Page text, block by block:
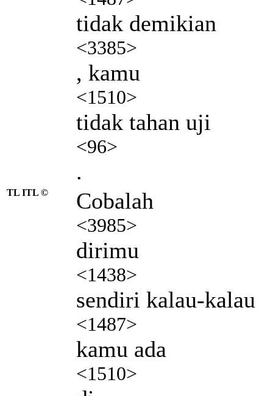
tidak demikian
<3385>
, kamu
<1510>
tidak tahan uji
<96>
.
TL ITL © Cobalah
<3985>
dirimu
<1438>
sendiri kalau-kalau
<1487>
kamu ada
<1510>